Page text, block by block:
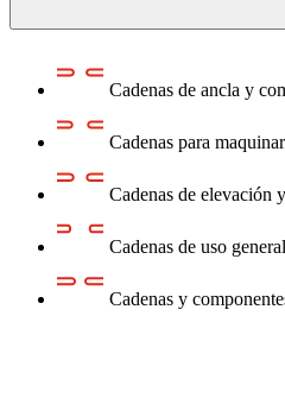
Cadenas de ancla y
Cadenas para
Cadenas de elevación
Cadenas de uso general
Cadenas y